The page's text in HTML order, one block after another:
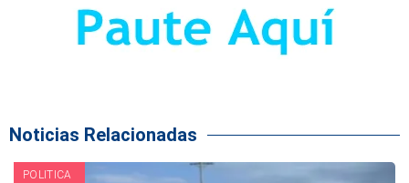
Noticias Relacionadas
POLITICA